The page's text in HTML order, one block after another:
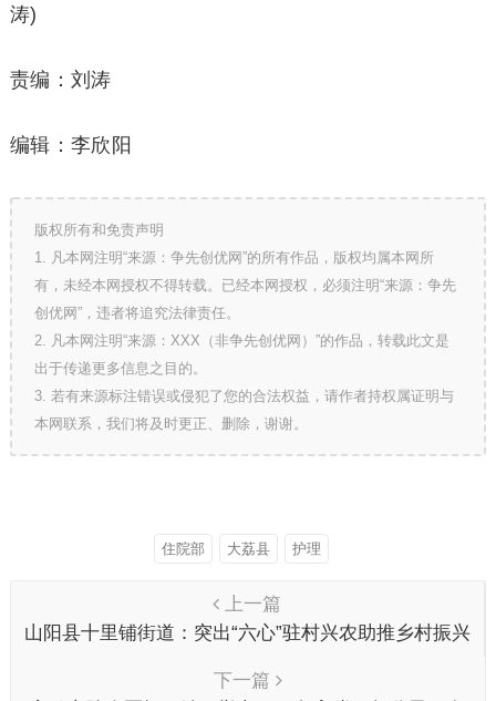
涛)
责编：刘涛
编辑：李欣阳
版权所有和免责声明
1. 凡本网注明“来源：争先创优网”的所有作品，版权均属本网所
有，未经本网授权不得转载。已经本网授权，必须注明“来源：争先
创优网”，违者将追究法律责任。
2. 凡本网注明“来源：XXX（非争先创优网）”的作品，转载此文是
出于传递更多信息之目的。
3. 若有来源标注错误或侵犯了您的合法权益，请作者持权属证明与
本网联系，我们将及时更正、删除，谢谢。
住院部 大荔县 护理
上一篇
山阳县十里铺街道：突出“六心”驻村兴农助推乡村振兴
下一篇